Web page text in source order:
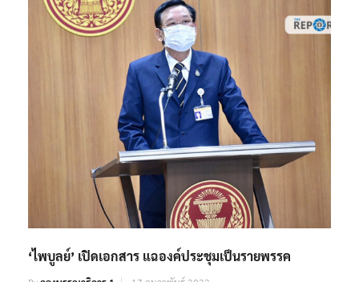
‘ไพบูลย์’ เปิดเอกสาร แฉองค์ประชุมเป็นรายพรรค